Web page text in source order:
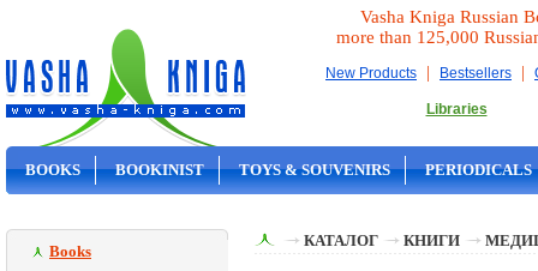
Vasha Kniga Russian
more than 125,000
New Products | Bestsellers |
Libraries
BOOKS BOOKINIST TOYS & SOUVENIRS PERIODICALS
Books
КАТАЛОГ КНИГИ